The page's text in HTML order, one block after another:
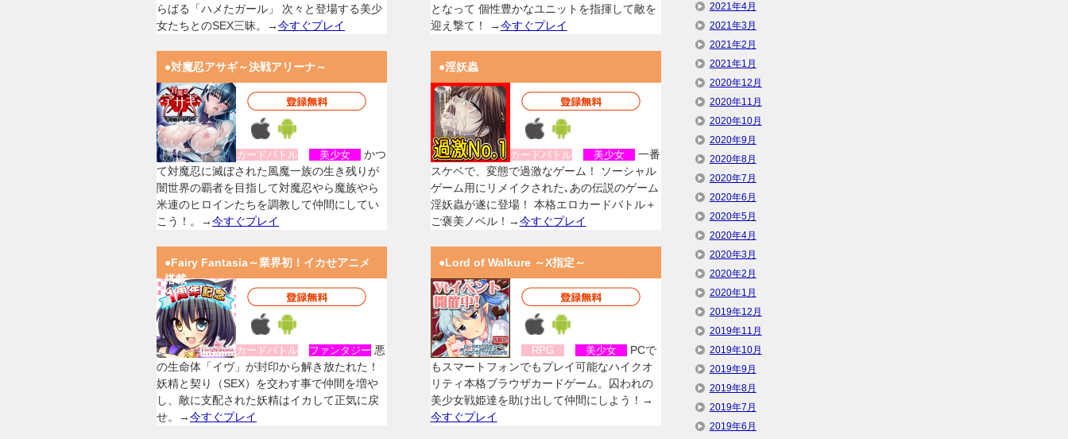
らばる「ハメたガール」 次々と登場する美少
女たちとのSEX三昧。→今すぐプレイ
となって 個性豊かなユニットを指揮して敵を
迎え撃て！ →今すぐプレイ
●対魔忍アサギ～決戦アリーナ～
カードバトル 美少女
かつ
て対魔忍に滅ぼされた風魔一族の生き残りが
闇世界の覇者を目指して対魔忍やら魔族やら
米連のヒロインたちを調教して仲間にしてい
こう！。→今すぐプレイ
●淫妖蟲
カードバトル 美少女
一番
スケベで、変態で過激なゲーム！ ソーシャル
ゲーム用にリメイクされた､あの伝説のゲーム
淫妖蟲が遂に登場！ 本格エロカードバトル＋
ご褒美ノベル！→今すぐプレイ
●Fairy Fantasia～業界初！イカせアニメ
搭載
カードバトル ファンタジー 悪
の生命体「イヴ」が封印から解き放たれた！
妖精と契り（SEX）を交わす事で仲間を増や
し、敵に支配された妖精はイカして正気に戻
せ。→今すぐプレイ
●Lord of Walkure ～X指定～
RPG 美少女
PCで
もスマートフォンでもプレイ可能なハイクオ
リティ本格ブラウザカードゲーム。囚われの
美少女戦姫達を助け出して仲間にしよう！→
今すぐプレイ
2021年4月
2021年3月
2021年2月
2021年1月
2020年12月
2020年11月
2020年10月
2020年9月
2020年8月
2020年7月
2020年6月
2020年5月
2020年4月
2020年3月
2020年2月
2020年1月
2019年12月
2019年11月
2019年10月
2019年9月
2019年8月
2019年7月
2019年6月